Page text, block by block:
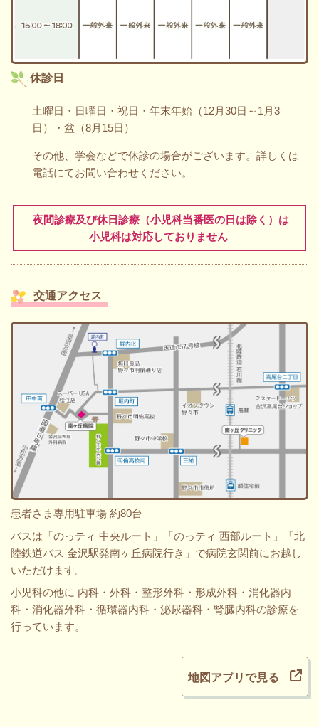
休診日
土曜日・日曜日・祝日・年末年始（12月30日～1月3
日）・盆（8月15日）
その他、学会などで休診の場合がございます。詳しくは
電話にてお問い合わせください。
夜間診療及び休日診療（小児科当番医の日は除く）は
小児科は対応しておりません
交通アクセス
患者さま専用駐車場 約80台
バスは「のっティ 中央ルート」「のっティ 西部ルート」「北
陸鉄道バス 金沢駅発南ヶ丘病院行き」で病院玄関前にお越し
いただけます。
小児科の他に 内科・外科・整形外科・形成外科・消化器内
科・消化器外科・循環器内科・泌尿器科・腎臓内科の診療を
行っています。
地図アプリで見る